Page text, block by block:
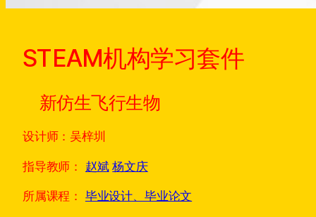
STEAM机构学习套件
新仿生飞行生物
设计师：吴梓圳
指导教师： 赵斌 杨文庆
所属课程： 毕业设计、毕业论文